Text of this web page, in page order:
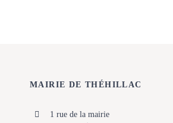
MAIRIE DE THÉHILLAC
1 rue de la mairie